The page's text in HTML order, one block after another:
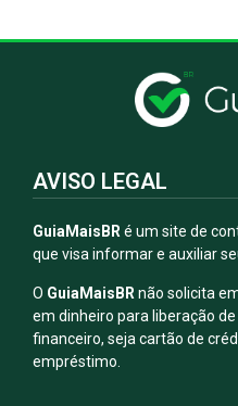
AVISO LEGAL
GuiaMaisBR é um site de
que visa informar e auxiliar
O GuiaMaisBR não solicita
em dinheiro para liberação
financeiro, seja cartão de
empréstimo.